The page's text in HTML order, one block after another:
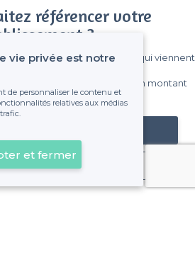
référencer votre
?
parmi le million de visiteurs qui viennent
engagement, vous payez un montant
de voir déraper la facture.
mon établissement
Déjà client
vie privée est notre
de personnaliser le contenu et
relatives aux médias
et fermer